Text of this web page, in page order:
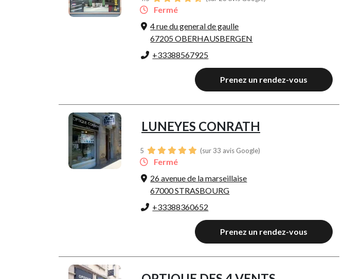
Fermé
4 rue du general de gaulle
67205 OBERHAUSBERGEN
+33388567925
Prenez un rendez-vous
LUNEYES CONRATH
5 (sur 33 avis Google)
Fermé
26 avenue de la marseillaise
67000 STRASBOURG
+33388360652
Prenez un rendez-vous